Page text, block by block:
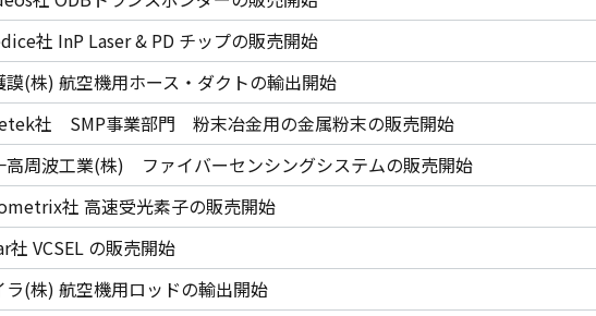
社 InP Laser & PD チップの販売開始
謨(株) 航空機用ホース・ダクトの輸出開始
社 SMP事業部門 粉末冶金用の金属粉末の販売開始
高周波工業(株) ファイバーセンシングシステムの販売開始
社 高速受光素子の販売開始
社 VCSEL の販売開始
ラ(株) 航空機用ロッドの輸出開始